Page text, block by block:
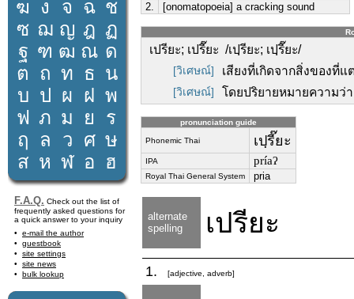
ฆ ง จ ฉ ช
ซ ฌ ญ ฎ ฏ
ฐ ฑ ฒ ณ ด
ต ถ ท ธ น
บ ป ผ ฝ พ
ฟ ภ ม ย
ร
ฤ
ล ว ศ ษ
ส ห ฬ อ ฮ
F.A.Q. Check out the list of
frequently asked questions for
a quick answer to your inquiry
e-mail the author
guestbook
site settings
site news
bulk lookup
2.
[onomatopoeia] a cracking sound
เปรียะ; เปรี๊ยะ /เปฺรียะ; เปฺรี๊ยะ/
[วิเศษณ์] เสียงที่เกิดจากสิ่งของที่
[วิเศษณ์] โดยปริยายหมายความว่
pronunciation guide
Phonemic Thai เปฺรี๊ยะ
IPA príaʔ
Royal Thai General System pria
alternate
spelling
เปรียะ
1. [adjective, adverb]